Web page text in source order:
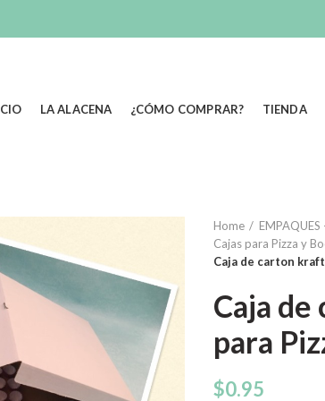
LA ALACENA ¿CÓMO COMPRAR? TIENDA
Home EMPAQUES
Cajas para Pizza y
Caja de carton
Caja
para
$0.95